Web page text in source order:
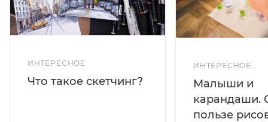
ИНТЕРЕСНОЕ
Что такое скетчинг?
ИНТЕРЕСНОЕ
Малыши и
карандаши.
пользе